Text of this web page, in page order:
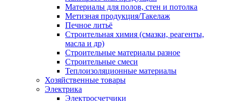
Материалы для полов, стен и потолка
Метизная продукция/Такелаж
Печное литьё
Строительная химия (смазки, реагенты,
масла и др)
Строительные материалы разное
Строительные смеси
Теплоизоляционные материалы
Хозяйственные товары
Электрика
Электросчетчики